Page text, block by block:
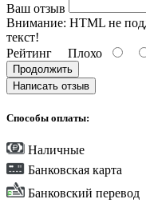
Ваш отзыв
Внимание: HTML не
текст!
Рейтинг Плохо
Продолжить
Написать отзыв
Способы оплаты:
Наличные
Банковская карта
Банковский перевод